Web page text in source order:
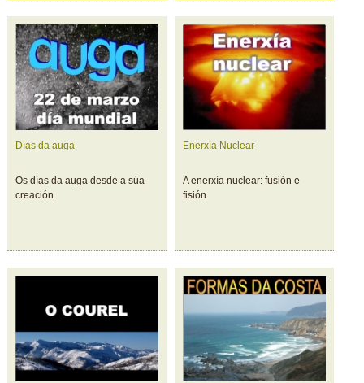
Días da auga
Os días da auga desde a súa
creación
Enerxía Nuclear
A enerxía nuclear: fusión e
fisión